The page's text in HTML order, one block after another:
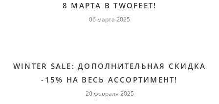
8 МАРТА В TWOFEET!
06 марта 2025
WINTER SALE: ДОПОЛНИТЕЛЬНАЯ СКИДКА
-15% НА ВЕСЬ АССОРТИМЕНТ!
20 февраля 2025